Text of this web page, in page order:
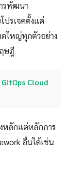
รพัฒนา
ปรเจคตั้งแต่
ใหญ่ทุกตัวอย่าง
ษฎี
Cloud
งหลักแต่หลักการ
อื่นได้เช่น